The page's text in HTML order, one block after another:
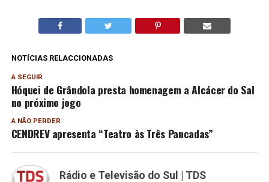
NOTÍCIAS RELACCIONADAS
A SEGUIR
Hóquei de Grândola presta homenagem a Alcácer do Sal
no próximo jogo
A NÃO PERDER
CENDREV apresenta “Teatro às Três Pancadas”
Rádio e Televisão do Sul | TDS